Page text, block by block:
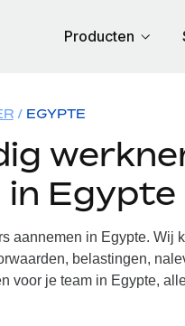
Producten
EGYPTE
in Egypte
aannemen in Egypte. Wij
belastingen,
voor je team in Egypte,